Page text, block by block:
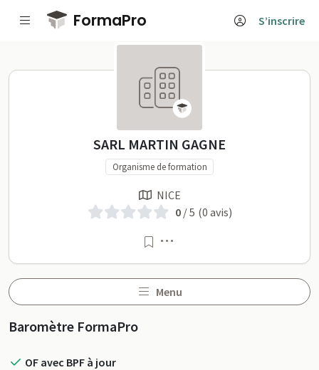
Passer au contenu principal
FormaPro S’inscrire
SARL MARTIN GAGNE sur
SARL MARTIN GAGNE
Organisme de formation
NICE
0/ 5 (0 avis)
Menu
Profil
Baromètre FormaPro
OF avec BPF à jour